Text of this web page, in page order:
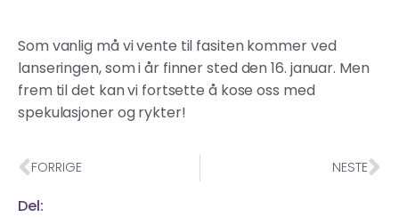
Som vanlig må vi vente til fasiten kommer ved
lanseringen, som i år finner sted den 16. januar. Men
frem til det kan vi fortsette å kose oss med
spekulasjoner og rykter!
FORRIGE NESTE
Del: